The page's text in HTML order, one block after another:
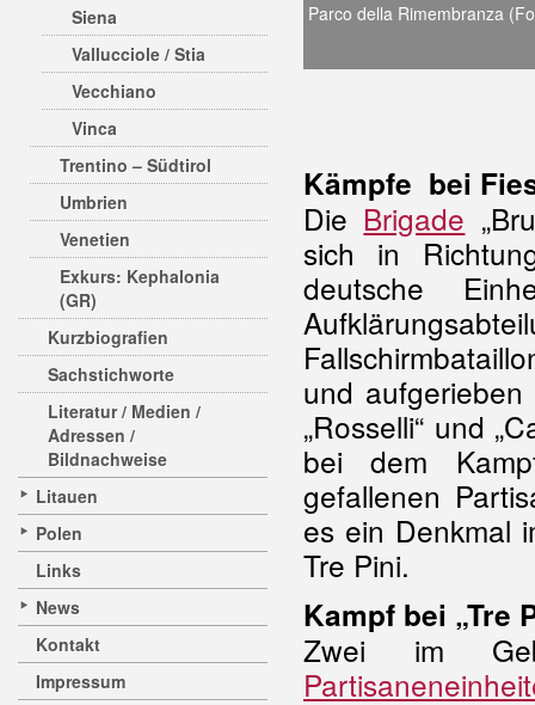
Siena
Vallucciole / Stia
Vecchiano
Vinca
Trentino – Südtirol
Umbrien
Venetien
Exkurs: Kephalonia
(GR)
Kurzbiografien
Sachstichworte
Literatur / Medien /
Adressen /
Bildnachweise
Litauen
Polen
Links
News
Kontakt
Impressum
Parco della Rimembranza
Kämpfe bei
Die Brigade
sich in
deutsche
und
„Rosselli“ und
bei dem
gefallenen
es ein Denkmal
Tre Pini.
Kampf bei „Tre
Zwei im